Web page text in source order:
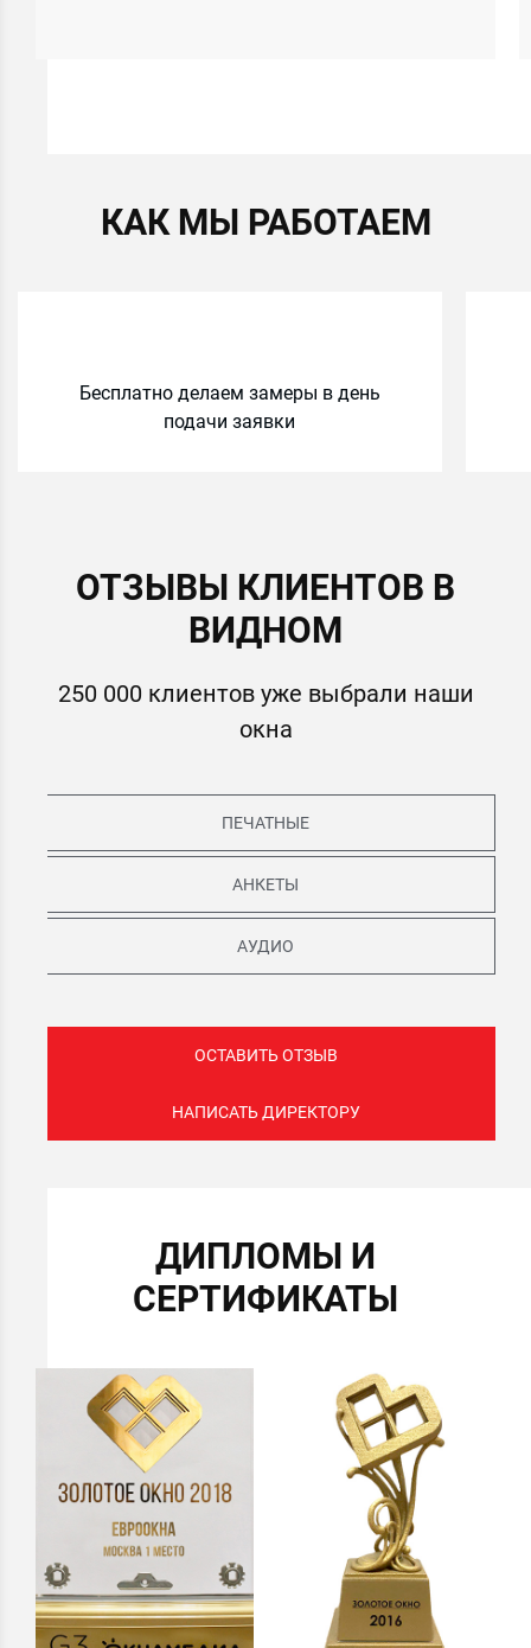
КАК МЫ РАБОТАЕМ
Бесплатно делаем замеры в день
подачи заявки
ОТЗЫВЫ КЛИЕНТОВ В
ВИДНОМ
250 000 клиентов уже выбрали наши
окна
ПЕЧАТНЫЕ
АНКЕТЫ
АУДИО
ОСТАВИТЬ ОТЗЫВ
НАПИСАТЬ ДИРЕКТОРУ
ДИПЛОМЫ И
СЕРТИФИКАТЫ